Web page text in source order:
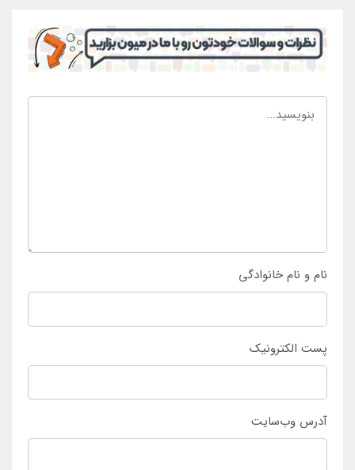
سر افراد بند تنظیم کننده سایز در ساختار آن وجود دارد که
می تواند به راحتی شرایط را برای استفاده افراد مهیا کند و
برای این رده سنی بهترین اوقات را رقم بزند. به جهت
داشتن وزن کم قابلیت استفاده آسان دارد و می توان آن را
به آسانی بر روی صورت قرار داد. چنانچه تمایل به خرید
نام و نام خانوادگی
پست الکترونیک
آدرس وب‌سایت